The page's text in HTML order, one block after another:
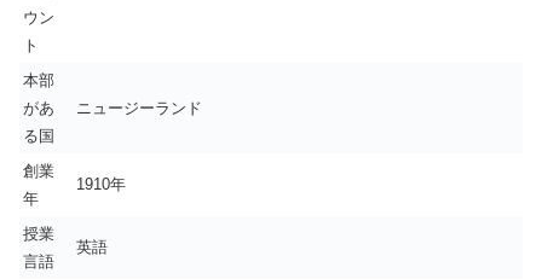
ウン
ト
本部
があ
る国
ニュージーランド
創業
年
1910年
授業
言語
英語